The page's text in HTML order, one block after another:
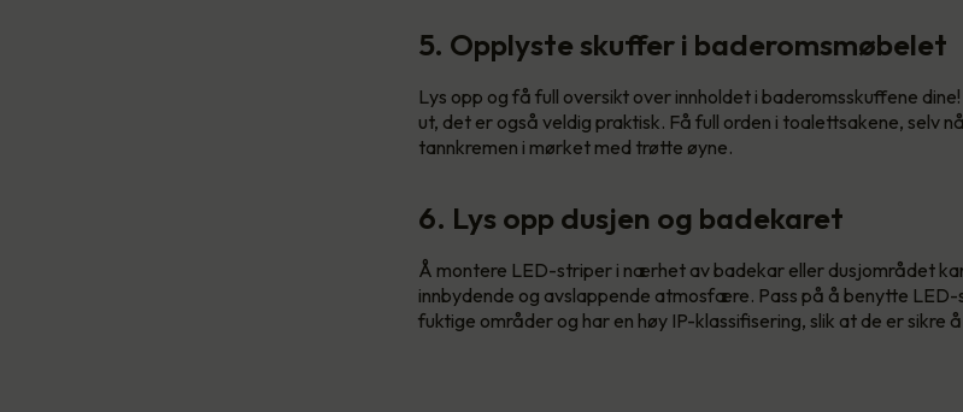
5. Opplyste skuffer i baderomsmøbelet
Lys opp og få full oversikt over innholdet i baderomsskuffene
ut, det er også veldig praktisk. Få full orden i toalettsakene, selv
tannkremen i mørket med trøtte øyne.
6. Lys opp dusjen og badekaret
Å montere LED-striper i nærhet av badekar eller dusjområdet
innbydende og avslappende atmosfære. Pass på å benytte
fuktige områder og har en høy IP-klassifisering, slik at de er sikre